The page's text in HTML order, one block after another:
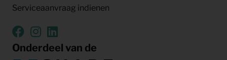
Serviceaanvraag indienen
Onderdeel van de